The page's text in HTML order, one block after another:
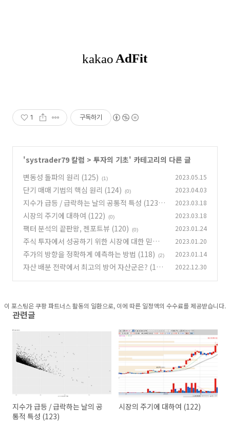
1 구독하기
'systrader79 칼럼 > 투자의 기초' 카테고리의 다른 글
변동성 돌파의 원리 (125)
(1) 2023.05.15
단기 매매 기법의 핵심 원리 (124) (0) 2023.04.03
지수가 급등 / 급락하는 날의 공통적 특성 (123)
(1)
2023.03.18
시장의 주기에 대하여 (122) (0) 2023.03.18
팩터 분석의 끝판왕, 젠포트뷰 (120) (0) 2023.01.24
주식 투자에서 성공하기 위한 시장에 대한 믿음
체계 (119) (0)
2023.01.20
주가의 방향을 정확하게 예측하는 방법 (118) (2) 2023.01.14
자산 배분 전략에서 최고의 방어 자산군은? (11
2022.12.30
이 포스팅은 쿠팡 파트너스 활동의 일환으로, 이에 따른 일정액의 수수료를 제공받습니다.
관련글
지수가 급등 / 급락하는 날의 공
통적 특성 (123)
시장의 주기에 대하여 (122)